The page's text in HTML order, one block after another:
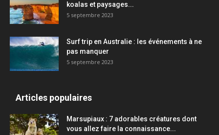
koalas et paysages...
5 septembre 2023
Surf trip en Australie : les événements à ne
pas manquer
5 septembre 2023
Articles populaires
Marsupiaux : 7 adorables créatures dont
vous allez faire la connaissance...